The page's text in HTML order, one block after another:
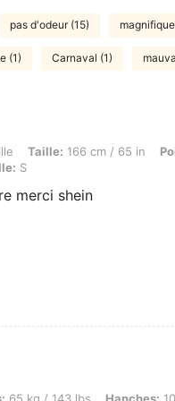
pas d'odeur (15)
(1) Carnaval (1)
166 cm / 65 in, Poids: 60 kg /
Taille: 166 cm / 65 in
S
merci shein
/ 143 lbs, Hanches: 102 cm / 40
65 kg / 143 lbs Hanches: